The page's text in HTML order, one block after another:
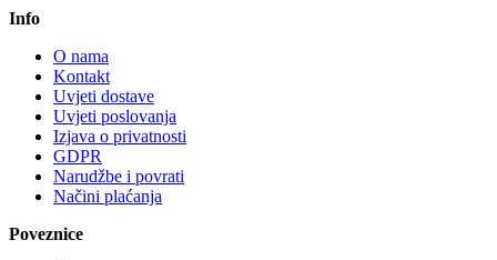
Info
O nama
Kontakt
Uvjeti dostave
Uvjeti poslovanja
Izjava o privatnosti
GDPR
Narudžbe i povrati
Načini plaćanja
Poveznice